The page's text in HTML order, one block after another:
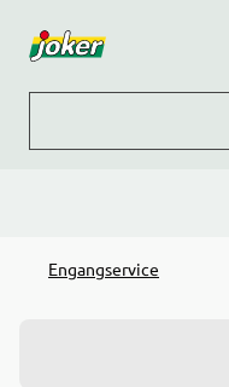
Engangservice